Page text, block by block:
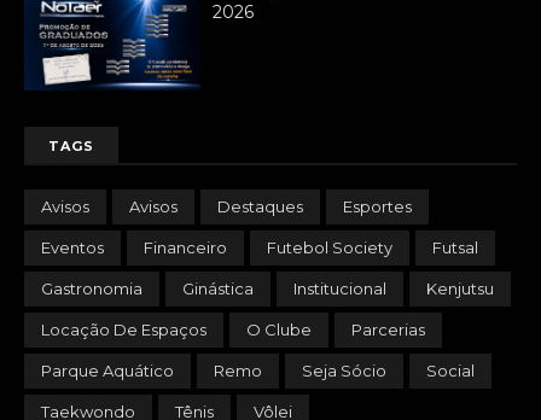
2026
TAGS
Avisos Avisos Destaques Esportes
Eventos Financeiro Futebol Society Futsal
Gastronomia Ginástica Institucional Kenjutsu
Locação De Espaços O Clube Parcerias
Parque Aquático Remo Seja Sócio Social
Taekwondo Tênis Vôlei